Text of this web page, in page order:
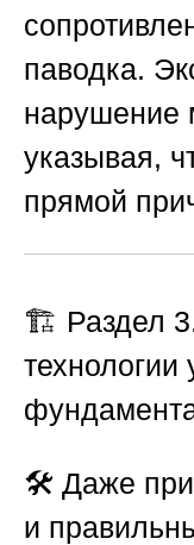
паводка.
нарушение
указывая,
прямой
🏗️ Раздел
технологии
🛠️ Даже при
и